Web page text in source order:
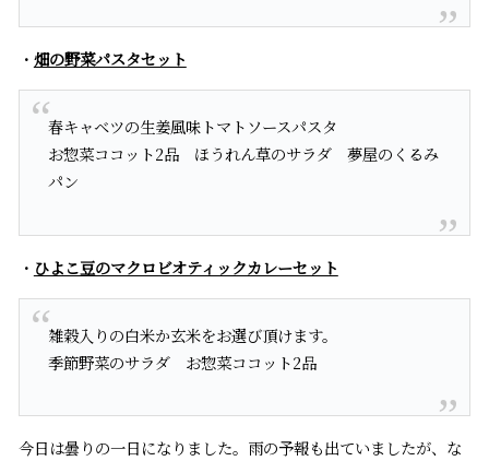
・ 畑の野菜パスタセット
春キャベツの生姜風味トマトソースパスタ
お惣菜ココット2品 ほうれん草のサラダ 夢屋のくるみ
パン
・ ひよこ豆のマクロビオティックカレーセット
雑穀入りの白米か玄米をお選び頂けます。
季節野菜のサラダ お惣菜ココット2品
今日は曇りの一日になりました。雨の予報も出ていましたが、な